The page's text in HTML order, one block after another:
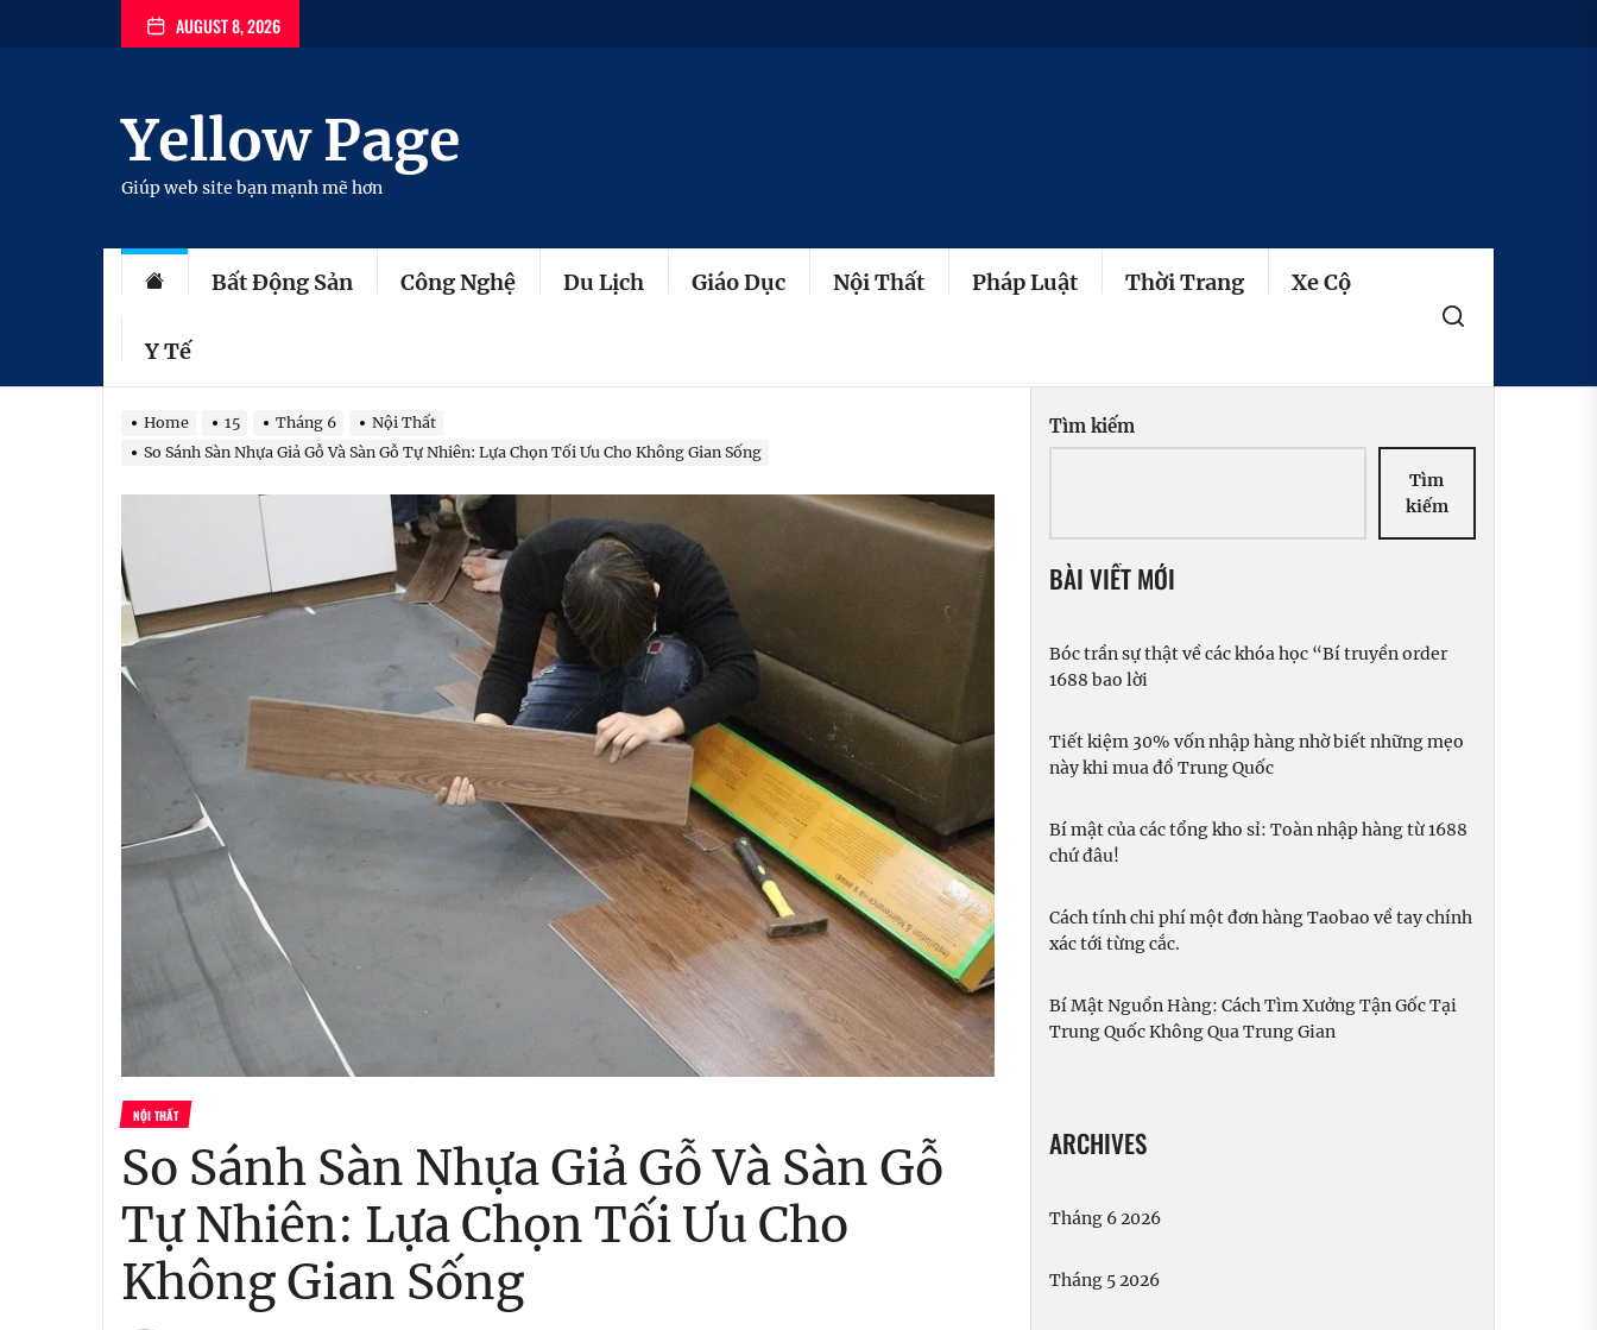
AUGUST 8, 2026
Yellow Page
Giúp web site bạn mạnh mẽ hơn
Bất Động Sản Công Nghệ Du Lịch Giáo Dục Nội Thất Pháp Luật Thời Trang Xe Cộ
Y Tế
Home 15 Tháng 6
Nội Thất
So Sánh Sàn Nhựa Giả Gỗ Và Sàn Gỗ Tự Nhiên: Lựa Chọn Tối Ưu Cho Không Gian Sống
NỘI THẤT
So Sánh Sàn Nhựa Giả Gỗ Và Sàn Gỗ
Tự Nhiên: Lựa Chọn Tối Ưu Cho
Không Gian Sống
Tìm kiếm
Tìm
kiếm
BÀI VIẾT MỚI
Bóc trần sự thật về các khóa học “Bí truyền order
1688 bao lời
Tiết kiệm 30% vốn nhập hàng nhờ biết những mẹo
này khi mua đồ Trung Quốc
Bí mật của các tổng kho sỉ: Toàn nhập hàng từ 1688
chứ đâu!
Cách tính chi phí một đơn hàng Taobao về tay chính
xác tới từng cắc.
Bí Mật Nguồn Hàng: Cách Tìm Xưởng Tận Gốc Tại
Trung Quốc Không Qua Trung Gian
ARCHIVES
Tháng 6 2026
Tháng 5 2026